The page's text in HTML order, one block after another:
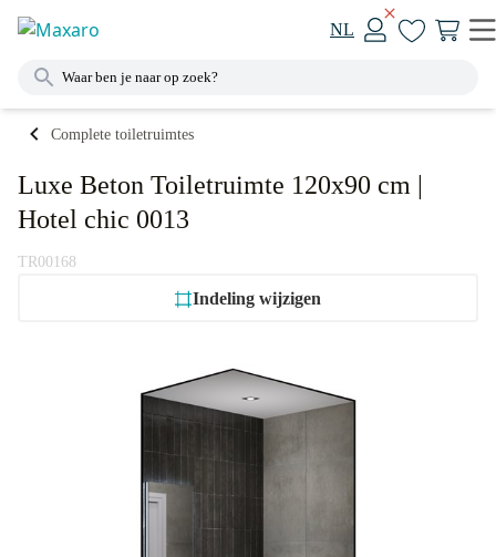
NL
Complete toiletruimtes
Luxe Beton Toiletruimte 120x90 cm |
Hotel chic 0013
TR00168
Indeling wijzigen